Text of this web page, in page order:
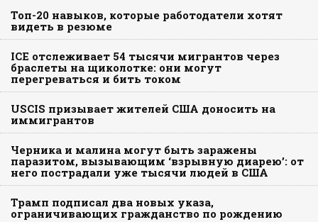
Топ-20 навыков, которые работодатели хотят
видеть в резюме
ICE отслеживает 54 тысячи мигрантов через
браслеты на щиколотке: они могут
перегреваться и бить током
USCIS призывает жителей США доносить на
иммигрантов
Черника и малина могут быть заражены
паразитом, вызывающим ‘взрывную диарею’: от
него пострадали уже тысячи людей в США
Трамп подписал два новых указа,
ограничивающих гражданство по рождению